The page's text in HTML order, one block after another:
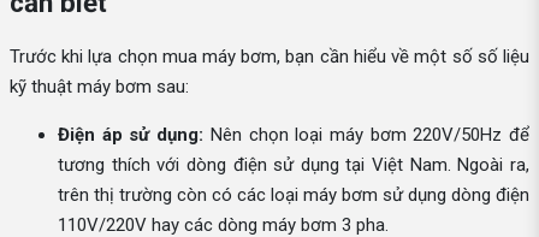
Trước khi lựa chọn mua máy bơm, bạn cần hiểu về một số số liệu
kỹ thuật máy bơm sau:
Điện áp sử dụng: Nên chọn loại máy bơm 220V/50Hz để
tương thích với dòng điện sử dụng tại Việt Nam. Ngoài ra,
trên thị trường còn có các loại máy bơm sử dụng dòng điện
110V/220V hay các dòng máy bơm 3 pha.